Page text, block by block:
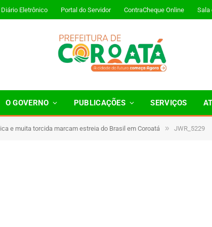
Diário Eletrônico Portal do Servidor ContraCheque Online Sala
O GOVERNO PUBLICAÇÕES SERVIÇOS
e muita torcida marcam estreia do Brasil em Coroatá » JWR_5229